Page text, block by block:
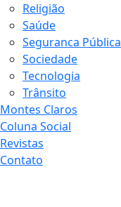
Religião
Saúde
Seguranca Pública
Sociedade
Tecnologia
Trânsito
Montes Claros
Coluna Social
Revistas
Contato